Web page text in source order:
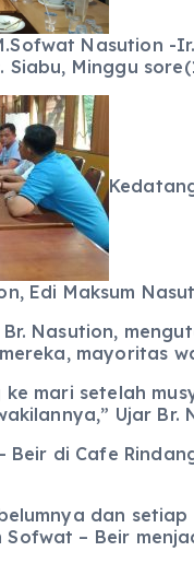
Nasution -
Siabu, Minggu
Edi Maksum
Nasution,
mayoritas
ke mari setelah
Ujar Br.
Beir di Cafe
dan
Sofwat – Beir